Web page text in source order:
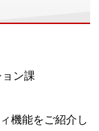
ン課
機能をご紹介し